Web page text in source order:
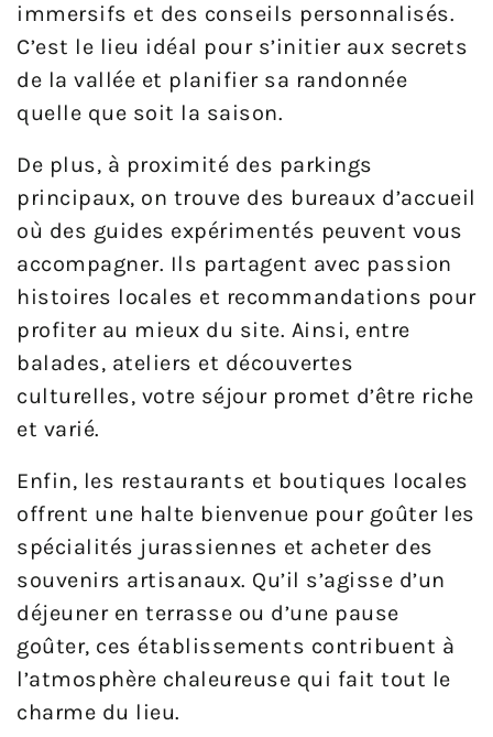
immersifs et des conseils personnalisés.
C’est le lieu idéal pour s’initier aux secrets
de la vallée et planifier sa randonnée
quelle que soit la saison.
De plus, à proximité des parkings
principaux, on trouve des bureaux d’accueil
où des guides expérimentés peuvent vous
accompagner. Ils partagent avec passion
histoires locales et recommandations pour
profiter au mieux du site. Ainsi, entre
balades, ateliers et découvertes
culturelles, votre séjour promet d’être riche
et varié.
Enfin, les restaurants et boutiques locales
offrent une halte bienvenue pour goûter les
spécialités jurassiennes et acheter des
souvenirs artisanaux. Qu’il s’agisse d’un
déjeuner en terrasse ou d’une pause
goûter, ces établissements contribuent à
l’atmosphère chaleureuse qui fait tout le
charme du lieu.